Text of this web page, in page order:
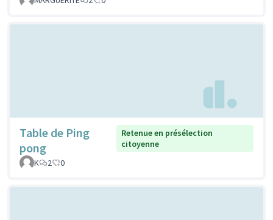
Table de Ping
pong
Retenue en présélection
citoyenne
K
2 0